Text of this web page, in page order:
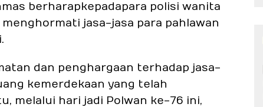
berharap kepada para polisi wanita
jasa-jasa para pahlawan
dan penghargaan terhadap jasa-
kemerdekaan yang telah
melalui hari jadi Polwan ke-76 ini,